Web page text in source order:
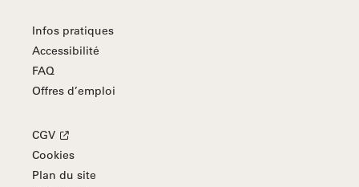
Infos pratiques
Accessibilité
FAQ
Offres d’emploi
CGV
Cookies
Plan du site